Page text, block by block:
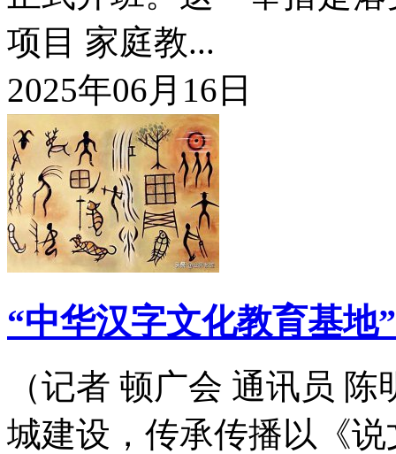
项目 家庭教...
2025年06月16日
“中华汉字文化教育基地
（记者 顿广会 通讯员
城建设，传承传播以《